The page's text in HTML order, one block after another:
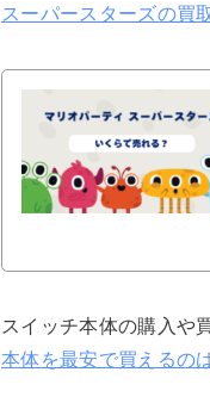
スーパースターズの買
スイッチ本体の購入や
本体を最安で買えるの